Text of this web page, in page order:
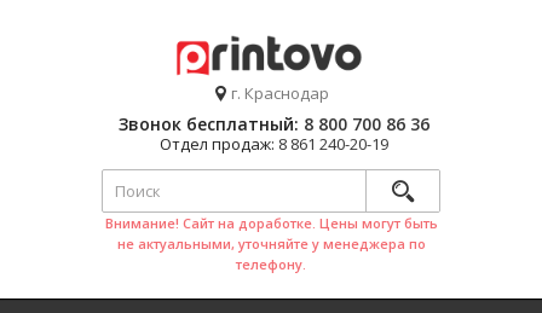
г. Краснодар
Звонок бесплатный: 8 800 700 86 36
Отдел продаж: 8 861 240-20-19
Внимание! Сайт на доработке. Цены могут быть
не актуальными, уточняйте у менеджера по
телефону.